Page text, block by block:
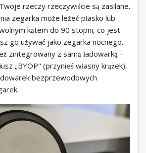
rzeczy rzeczywiście są zasilane.
zegarka może leżeć płasko lub
kątem do 90 stopni, co jest
go używać jako zegarka nocnego.
zintegrowany z samą ładowarką –
„BYOP" (przynieś własny krążek),
bezprzewodowych